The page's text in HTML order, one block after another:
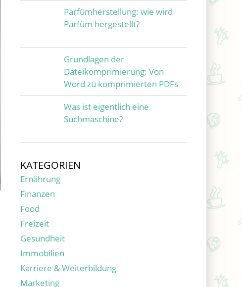
Parfümherstellung: wie wird
Parfüm hergestellt?
Grundlagen der
Dateikomprimierung: Von
Word zu komprimierten PDFs
Was ist eigentlich eine
Suchmaschine?
KATEGORIEN
Ernährung
Finanzen
Food
Freizeit
Gesundheit
Immobilien
Karriere & Weiterbildung
Marketing